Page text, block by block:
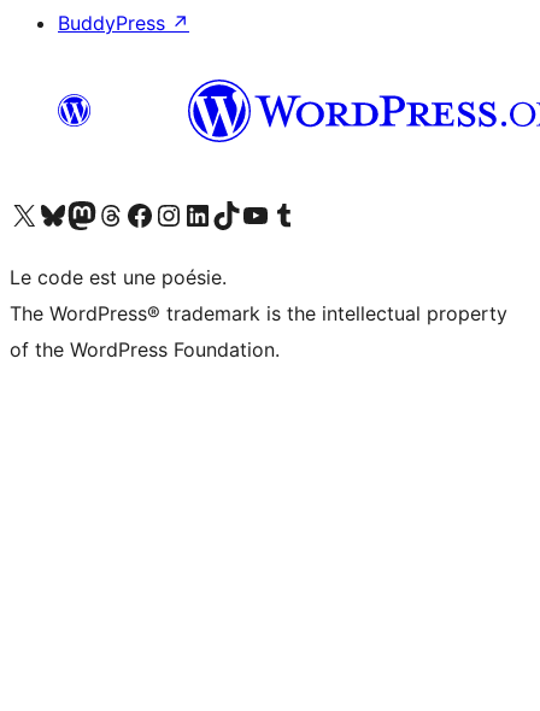
BuddyPress ↗
Visitez notre compte X (précédemment Twitter)
Visiter notre compte Bluesky
Visiter notre compte Mastodon
Visiter notre compte Threads
Consulter notre compte Facebook
Consulter notre compte Instagram
Consulter notre compte LinkedIn
Visiter notre compte TokTok
Visiter notre chaîne YouTube
Visiter notre compte Tumblr
Le code est une poésie.
The WordPress® trademark is the intellectual property
of the WordPress Foundation.